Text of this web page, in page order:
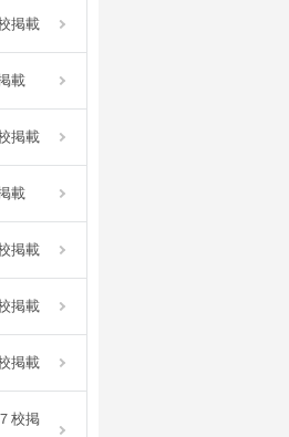
掲載
載
掲載
載
掲載
掲載
掲載
校掲